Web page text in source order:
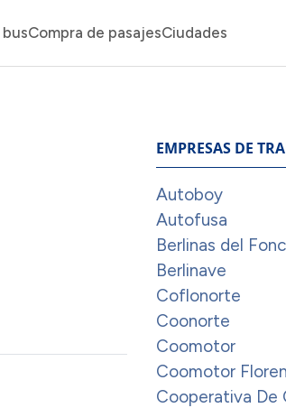
Compra de pasajesCiudades
EMPRESAS DE
Autoboy
Autofusa
Berlinas del
Berlinave
Coflonorte
Coonorte
Coomotor
Coomotor
Cooperativa De